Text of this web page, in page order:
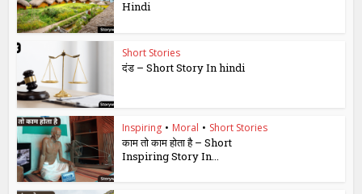
Hindi
Short Stories
दंड – Short Story In hindi
Inspiring • Moral • Short Stories
काम तो काम होता है – Short
Inspiring Story In...